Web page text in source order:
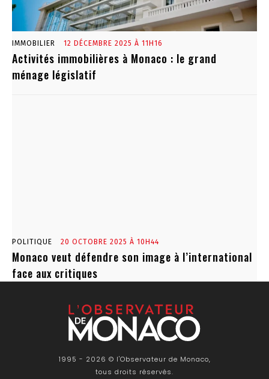
IMMOBILIER 12 DÉCEMBRE 2025 À 11H16
Activités immobilières à Monaco : le grand
ménage législatif
POLITIQUE 20 OCTOBRE 2025 À 10H44
Monaco veut défendre son image à l’international
face aux critiques
1995 - 2026 © l'Observateur de Monaco,
tous droits réservés.